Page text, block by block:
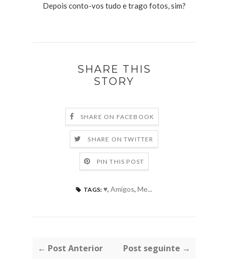
Depois conto-vos tudo e trago fotos, sim?
SHARE THIS
STORY
SHARE ON FACEBOOK
SHARE ON TWITTER
PIN THIS POST
TAGS: ♥, Amigos, Me...
← Post Anterior Post seguinte →